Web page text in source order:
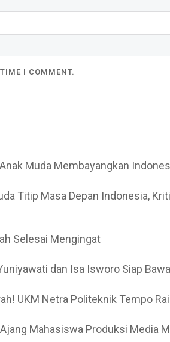
I COMMENT.
Muda Membayangkan
Titip Masa Depan Indonesia,
Selesai Mengingat
dan Isa Isworo Siap
UKM Netra Politeknik Tempo
Mahasiswa Produksi Media